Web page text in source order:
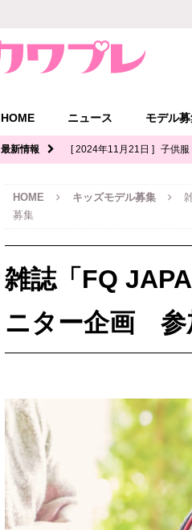
HOME ニュース モデル
最新情報 [ 2024年11月21日 ] 子供服
[ 2024年11月12日 ] ジュ
ル募集
[ 2024年11月8日 ] 「イオ
「瞬
HOME キッズモデル募集
募集
雑誌「FQ
ニター企画 参